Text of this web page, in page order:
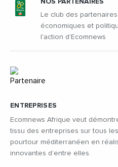
ENTREPRISES
Ecomnews Afrique veut
tissu des entreprises sur tous
pourtour méditerranéen en
innovantes d’entre elles.
Le club des
économiques et
l'action d'Ecomnews